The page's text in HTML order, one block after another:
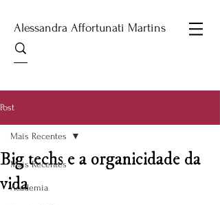
Alessandra Affortunati Martins
Post
Mais Recentes
Academia
Mais Recentes
Big techs e a organicidade da
vida